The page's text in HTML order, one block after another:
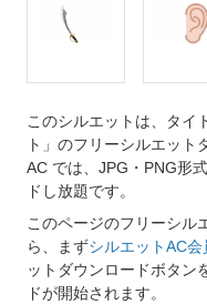
このシルエットは、タイ
ト」のフリーシルエット
AC では、JPG・PNG形
ドし放題です。
このページのフリーシル
ら、まずシルエットAC会
ットダウンロードボタン
ドが開始されます。